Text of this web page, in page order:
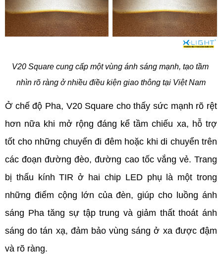
V20 Square cung cấp một vùng ánh sáng mạnh, tạo tầm
nhìn rõ ràng ở nhiều điều kiện giao thông tại Việt Nam
Ở chế độ Pha, V20 Square cho thấy sức mạnh rõ rệt
hơn nữa khi mở rộng đáng kể tầm chiếu xa, hỗ trợ
tốt cho những chuyến đi đêm hoặc khi di chuyển trên
các đoạn đường đèo, đường cao tốc vắng vẻ. Trang
bị thấu kính TIR ở hai chip LED phụ là một trong
những điểm cộng lớn của đèn, giúp cho luồng ánh
sáng Pha tăng sự tập trung và giảm thất thoát ánh
sáng do tán xạ, đảm bảo vùng sáng ở xa được đậm
và rõ ràng.